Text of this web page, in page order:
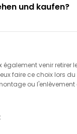
und kaufen?
également venir
faire ce choix lors
ou